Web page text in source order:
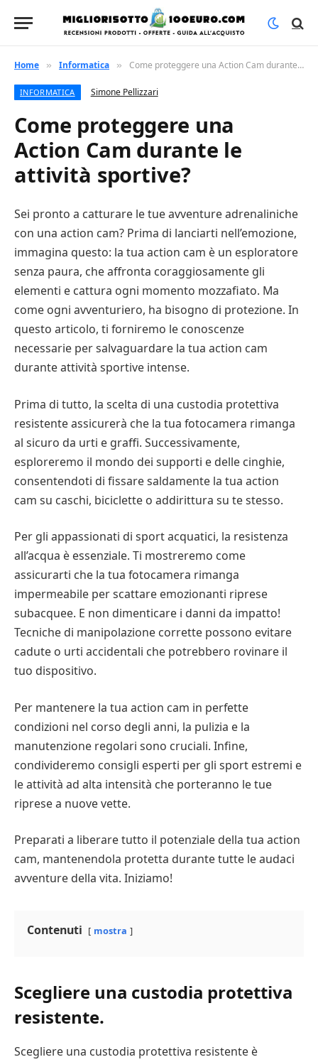
Home » Informatica » Come proteggere una Action Cam durante le attività sportive?
INFORMATICA Simone Pellizzari
Come proteggere una
Action Cam durante le
attività sportive?
Sei pronto a catturare le tue avventure adrenaliniche
con una action cam? Prima di lanciarti nell’emozione,
immagina questo: la tua action cam è un esploratore
senza paura, che affronta coraggiosamente gli
elementi e cattura ogni momento mozzafiato. Ma
come ogni avventuriero, ha bisogno di protezione. In
questo articolo, ti forniremo le conoscenze
necessarie per salvaguardare la tua action cam
durante attività sportive intense.
Prima di tutto, la scelta di una custodia protettiva
resistente assicurerà che la tua fotocamera rimanga
al sicuro da urti e graffi. Successivamente,
esploreremo il mondo dei supporti e delle cinghie,
consentendoti di fissare saldamente la tua action
cam su caschi, biciclette o addirittura su te stesso.
Per gli appassionati di sport acquatici, la resistenza
all’acqua è essenziale. Ti mostreremo come
assicurarti che la tua fotocamera rimanga
impermeabile per scattare emozionanti riprese
subacquee. E non dimenticare i danni da impatto!
Tecniche di manipolazione corrette possono evitare
cadute o urti accidentali che potrebbero rovinare il
tuo dispositivo.
Per mantenere la tua action cam in perfette
condizioni nel corso degli anni, la pulizia e la
manutenzione regolari sono cruciali. Infine,
condivideremo consigli esperti per gli sport estremi e
le attività ad alta intensità che porteranno le tue
riprese a nuove vette.
Preparati a liberare tutto il potenziale della tua action
cam, mantenendola protetta durante tutte le audaci
avventure della vita. Iniziamo!
Contenuti mostra
Scegliere una custodia protettiva
resistente.
Scegliere una custodia protettiva resistente è